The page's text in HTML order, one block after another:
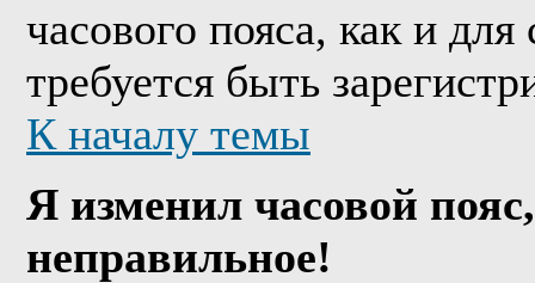
часового пояса, как и
требуется быть
К началу темы
Я изменил часовой
неправильное!